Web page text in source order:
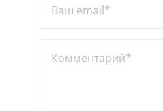
Ваш email*
Комментарий*